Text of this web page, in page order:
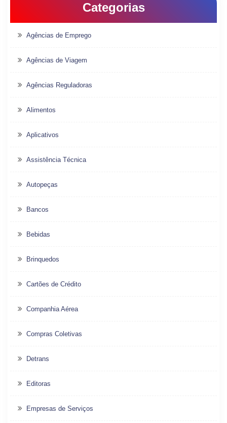
Categorias
Agências de Emprego
Agências de Viagem
Agências Reguladoras
Alimentos
Aplicativos
Assistência Técnica
Autopeças
Bancos
Bebidas
Brinquedos
Cartões de Crédito
Companhia Aérea
Compras Coletivas
Detrans
Editoras
Empresas de Serviços